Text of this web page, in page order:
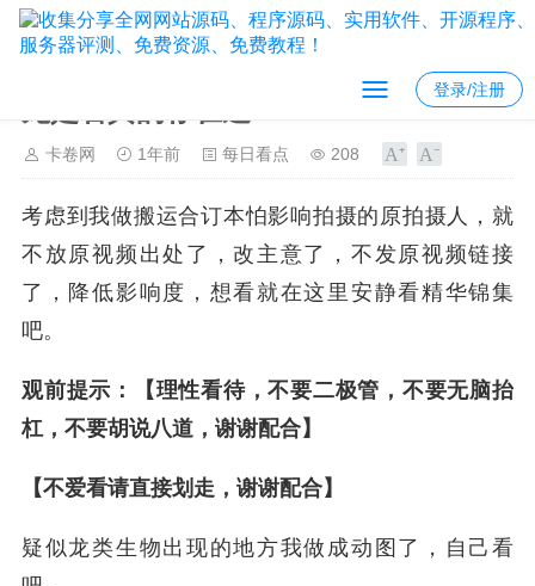
登录/注册
卡卷网 1年前 每日看点 208
考虑到我做搬运合订本怕影响拍摄的原拍摄人，就
不放原视频出处了，改主意了，不发原视频链接
了，降低影响度，想看就在这里安静看精华锦集
吧。
观前提示：【理性看待，不要二极管，不要无脑抬
杠，不要胡说八道，谢谢配合】
【不爱看请直接划走，谢谢配合】
疑似龙类生物出现的地方我做成动图了，自己看